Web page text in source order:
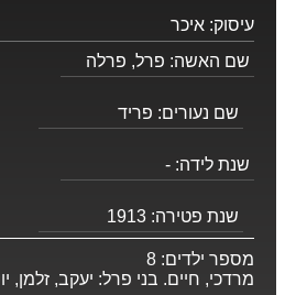
עיסוק: איכר
שם האשה: פרל, פרלה
שם נעורים: פריד
שנת לידה: -
שנת פטירה: 1913
מספר ילדים: 8
מרדכי, חיים. בני פרל: יעקב,